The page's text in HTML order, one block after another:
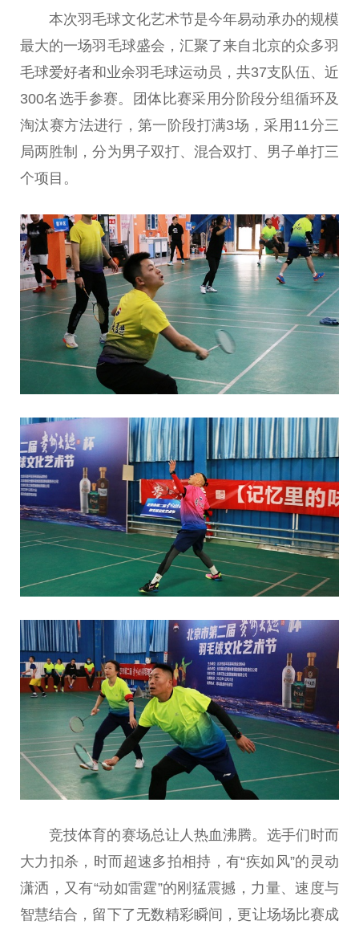
本次羽毛球文化艺术节是今年易动承办的规模
最大的一场羽毛球盛会，汇聚了来自北京的众多羽
毛球爱好者和业余羽毛球运动员，共37支队伍、 近
300名选手参赛。团体比赛采用分阶段分组循环及
淘汰赛方法进行，第一阶段打满3场，采用11分三
局两胜制，分为男子双打、混合双打、男子单打三
个项目。
竞技体育的赛场总让人热血沸腾。选手们时而
大力扣杀，时而超速多拍相持，有“疾如风”的灵动
潇洒，又有“动如雷霆”的刚猛震撼，力量、速度与
智慧结合，留下了无数精彩瞬间，更让场场比赛成